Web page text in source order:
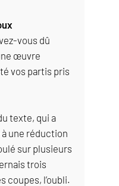
vous dû
œuvre
vos partis pris
texte, qui a
une réduction
sur plusieurs
trois
coupes, l’oubli.